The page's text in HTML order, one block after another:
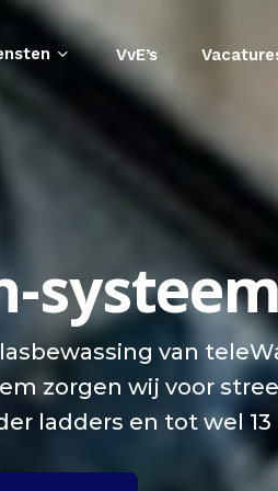
VvE’s
van
zorgen wij voor
ladders en tot wel